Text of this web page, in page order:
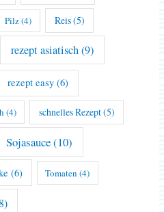
Pilz(4) Reis(5)
rezept asiatisch(9)
rezept easy (6)
(4) schnelles Rezept(5)
Sojasauce(10)
(6) Tomaten (4)